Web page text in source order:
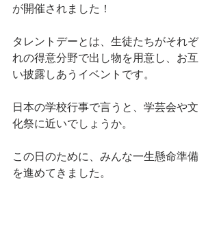
が開催されました！
タレントデーとは、生徒たちがそれぞ
れの得意分野で出し物を用意し、お互
い披露しあうイベントです。
日本の学校行事で言うと、学芸会や文
化祭に近いでしょうか。
この日のために、みんな一生懸命準備
を進めてきました。